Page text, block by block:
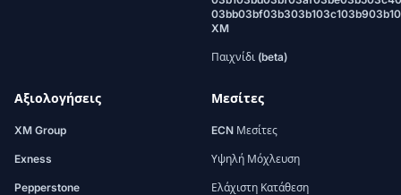
XM
Παιχνίδι (beta)
Αξιολογήσεις
XM Group
Exness
Pepperstone
Μεσίτες
ECN Μεσίτες
Υψηλή Μόχλευση
Ελάχιστη Κατάθεση